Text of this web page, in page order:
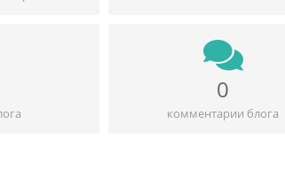
0
комментарии блога